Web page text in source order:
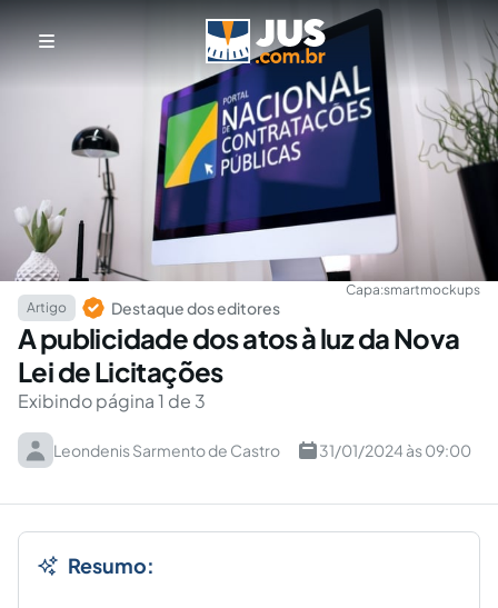
Capa:smartmockups
Artigo
Destaque dos editores
A publicidade dos atos à luz da Nova
Lei de Licitações
Exibindo página 1 de 3
Leondenis Sarmento de Castro 31/01/2024 às 09:00
Resumo: